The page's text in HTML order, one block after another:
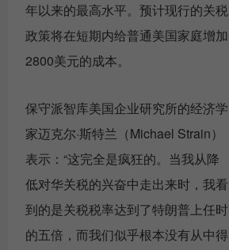
年以来的最高水平。预计现行的关税
政策将在短期内给普通美国家庭增加
2800美元的成本。
保守派智库美国企业研究所的经济学
家迈克尔·斯特兰（Michael Strain）
表示：“这完全是疯狂的。当我从降
低对华关税的兴奋中走出来时，我看
到的是关税税率达到了特朗普上任时
的五倍，而我们似乎根本没有从中得